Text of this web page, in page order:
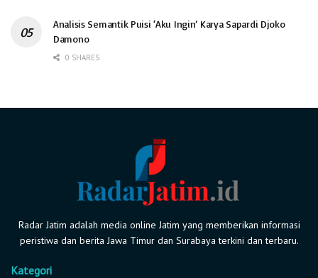
Analisis Semantik Puisi ‘Aku Ingin’ Karya Sapardi Djoko
Damono
0 SHARES
Radar Jatim adalah media online Jatim yang memberikan informasi
peristiwa dan berita Jawa Timur dan Surabaya terkini dan terbaru.
Kategori